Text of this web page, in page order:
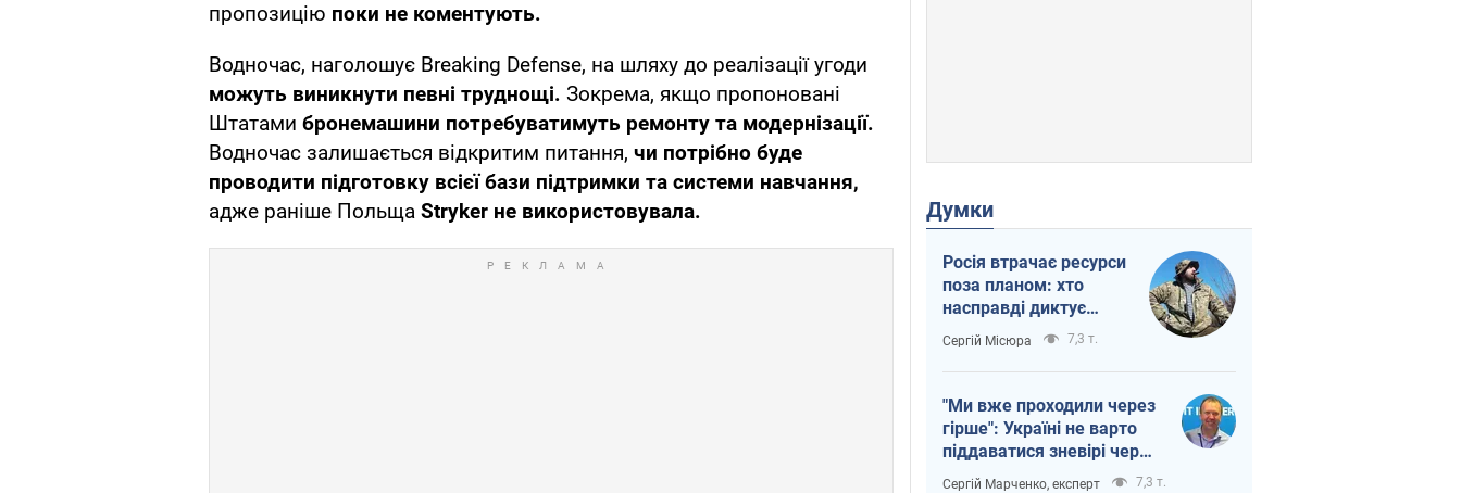
пропозицію поки не коментують.
Водночас, наголошує Breaking Defense, на шляху до реалізації угоди
можуть виникнути певні труднощі. Зокрема, якщо пропоновані
Штатами бронемашини потребуватимуть ремонту та модернізації.
Водночас залишається відкритим питання, чи потрібно буде
проводити підготовку всієї бази підтримки та системи навчання,
адже раніше Польща Stryker не використовувала. Думки
Росія втрачає ресурси
поза планом: хто
насправді диктує
темп війни
Сергій Місюра 7,3 т.
"Ми вже проходили через
гірше": Україні не варто
піддаватися зневірі через
ракетний терор
Сергій Марченко, експерт 7,3 т.